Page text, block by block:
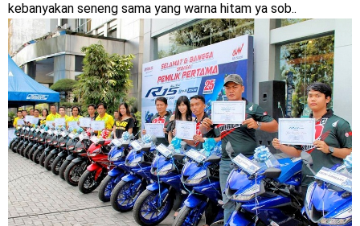
Begini penampakan livery Kawasaki Ninja ZX-25RR KRT
Edition 2025
Berkenalan dengan KTM 990 RC R, jagoan baru dari KTM !
Yamaha Rilis New R15M versi 2024, makin sangar !
Penampakan tim Red Bull KTM Factory Racing musim 2024 !
MotoGP : Francesco Bagnaia Juara Dunia MotoGP musim
2023 !
kebanyakan seneng sama yang warna hitam ya sob..